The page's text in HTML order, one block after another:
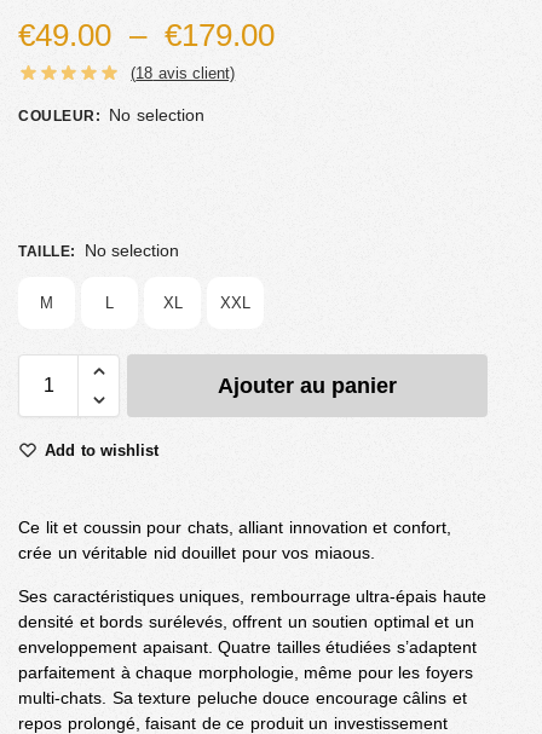
€49.00 – €179.00
(18 avis client)
COULEUR: No selection
TAILLE: No selection
M XL XXL
Ajouter au panier
Add to wishlist
Ce lit et coussin pour chats, alliant innovation et confort,
crée un véritable nid douillet pour vos miaous.
Ses caractéristiques uniques, rembourrage ultra-épais haute
densité et bords surélevés, offrent un soutien optimal et un
enveloppement apaisant. Quatre tailles étudiées s’adaptent
parfaitement à chaque morphologie, même pour les foyers
multi-chats. Sa texture peluche douce encourage câlins et
repos prolongé, faisant de ce produit un investissement